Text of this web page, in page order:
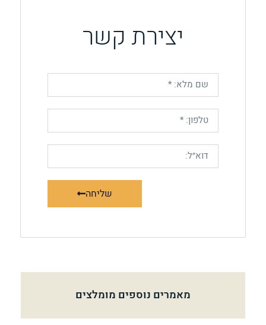
יצירת קשר
שליחה
מאמרים נוספים מומלצים